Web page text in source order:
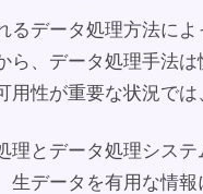
るデータ処理方法に
ら、データ処理手法
用性が重要な状況で
理とデータ処理シス
生データを有用な情